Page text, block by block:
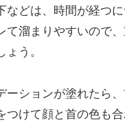
などは、時間が経つ
て溜まりやすいので
う。
ーションが塗れたら
つけて顔と首の色も